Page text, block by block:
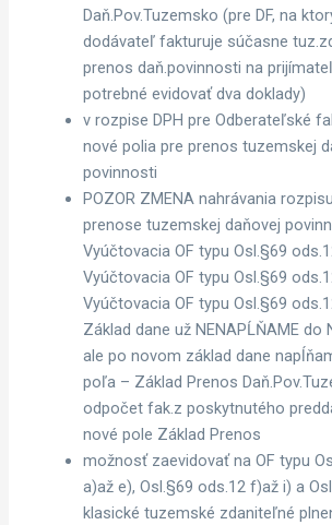
Daň.Pov.Tuzemsko (pre DF, na
dodávateľ fakturuje súčasne
prenos daň.povinnosti na
potrebné evidovať dva doklady)
v rozpise DPH pre Odberateľské
nové polia pre prenos tuzemskej
povinnosti
POZOR ZMENA nahrávania
prenose tuzemskej daňovej
Vyúčtovacia OF typu Osl.§69
Vyúčtovacia OF typu Osl.§69
Vyúčtovacia OF typu Osl.§69
Základ dane už NENAPĹŇAME do
ale po novom základ dane
poľa – Základ Prenos
odpočet fak.z poskytnutého
nové pole Základ Prenos
možnosť zaevidovať na OF typu
a)až e), Osl.§69 ods.12 f)až i) a
klasické tuzemské zdaniteľné